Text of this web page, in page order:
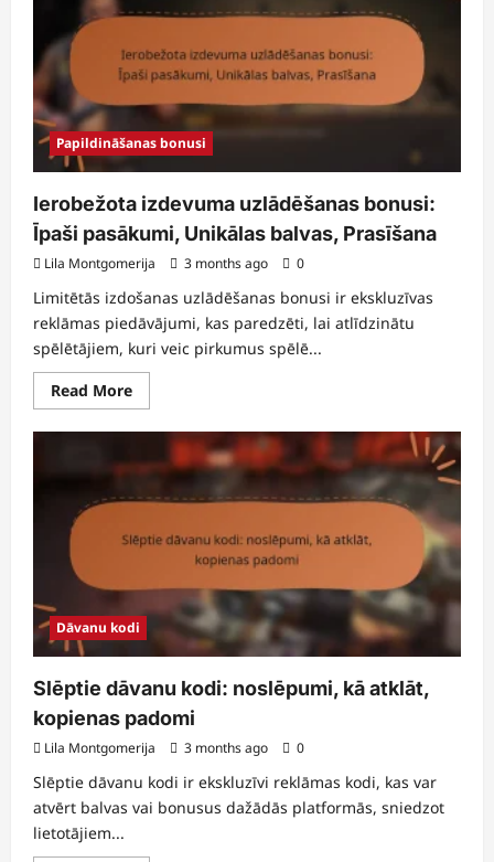
Noslēpumi,
kopienas
padomi
Papildināšanas bonusi
Ierobežota izdevuma uzlādēšanas bonusi:
Īpaši pasākumi, Unikālas balvas, Prasīšana
Lila Montgomerija 3 months ago 0
Limitētās izdošanas uzlādēšanas bonusi ir ekskluzīvas
reklāmas piedāvājumi, kas paredzēti, lai atlīdzinātu
spēlētājiem, kuri veic pirkumus spēlē...
Read MoreRead
more
Ierobežota
izdevuma
uzlādēšanas
Īpaši
balvas,
Prasīšana
Dāvanu kodi
Slēptie dāvanu kodi: noslēpumi, kā atklāt,
kopienas padomi
Lila Montgomerija 3 months ago 0
Slēptie dāvanu kodi ir ekskluzīvi reklāmas kodi, kas var
atvērt balvas vai bonusus dažādās platformās, sniedzot
lietotājiem...